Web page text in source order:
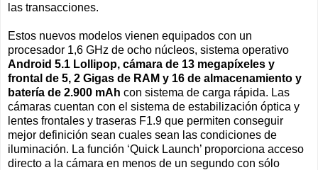
las transacciones.
Estos nuevos modelos vienen equipados con un
procesador 1,6 GHz de ocho núcleos, sistema operativo
Android 5.1 Lollipop, cámara de 13 megapíxeles y
frontal de 5, 2 Gigas de RAM y 16 de almacenamiento y
batería de 2.900 mAh con sistema de carga rápida. Las
cámaras cuentan con el sistema de estabilización óptica y
lentes frontales y traseras F1.9 que permiten conseguir
mejor definición sean cuales sean las condiciones de
iluminación. La función ‘Quick Launch’ proporciona acceso
directo a la cámara en menos de un segundo con sólo